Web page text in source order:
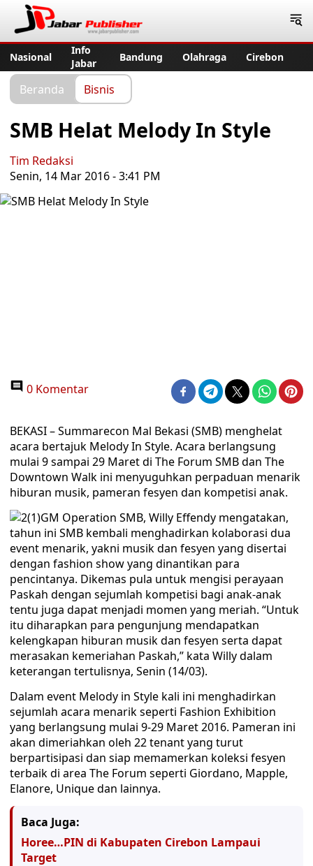
Nasional
Info
Jabar
Bandung Olahraga Cirebon
Beranda Bisnis
SMB Helat Melody In Style
Tim Redaksi
Senin, 14 Mar 2016 - 3:41 PM
0 Komentar
BEKASI – Summarecon Mal Bekasi (SMB) menghelat
acara bertajuk Melody In Style. Acara berlangsung
mulai 9 sampai 29 Maret di The Forum SMB dan The
Downtown Walk ini menyuguhkan perpaduan menarik
hiburan musik, pameran fesyen dan kompetisi anak.
GM Operation SMB, Willy Effendy mengatakan,
tahun ini SMB kembali menghadirkan kolaborasi dua
event menarik, yakni musik dan fesyen yang disertai
dengan fashion show yang dinantikan para
pencintanya. Dikemas pula untuk mengisi perayaan
Paskah dengan sejumlah kompetisi bagi anak-anak
tentu juga dapat menjadi momen yang meriah. “Untuk
itu diharapkan para pengunjung mendapatkan
kelengkapan hiburan musik dan fesyen serta dapat
merasakan kemeriahan Paskah,” kata Willy dalam
keterangan tertulisnya, Senin (14/03).
Dalam event Melody in Style kali ini menghadirkan
sejumlah acara menarik seperti Fashion Exhibition
yang berlangsung mulai 9-29 Maret 2016. Pameran ini
akan dimeriahkan oleh 22 tenant yang turut
berpartisipasi dan siap memamerkan koleksi fesyen
terbaik di area The Forum seperti Giordano, Mapple,
Elanore, Unique dan lainnya.
Baca Juga:
Horee…PIN di Kabupaten Cirebon Lampaui
Target